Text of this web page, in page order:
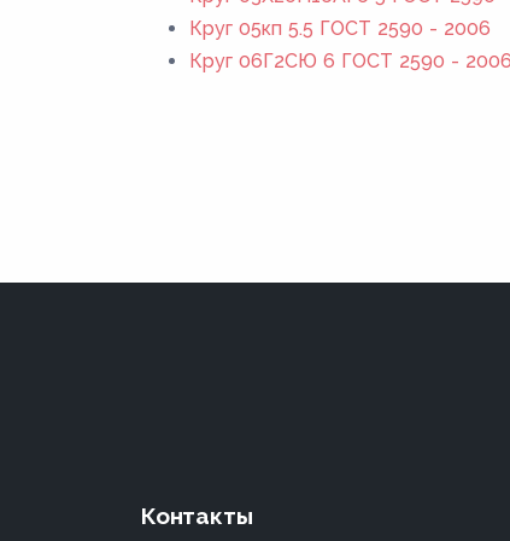
Круг 05кп 5.5 ГОСТ 2590 - 2006
Круг 06Г2СЮ 6 ГОСТ 2590 - 2006
Контакты